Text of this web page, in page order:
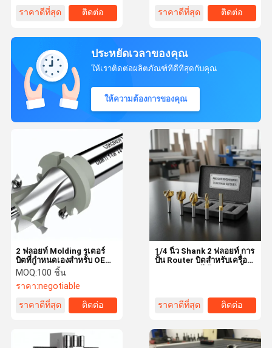
ราคาดีที่สุด
ติดต่อ ราคาดีที่สุด ติดต่อ
ประหยัดเวลาของคุณ
ให้เราติดต่อผลิตภัณฑ์ที่ดีที่สุดกับคุณ
ให้ความต้องการของคุณ
1/4 นิ้ว Shank 2 ฟลอยท์ การ
ปั้น Router บิตสําหรับเครื่อง
ราคาดีที่สุด ติดต่อ
2 ฟลอยท์ Molding รูเตอร์
บิตที่กําหนดเองสําหรับ OEM
1/4 นิ้ว ขนาด Shank
MOQ:100 ชิ้น
ราคา:negotiable
ราคาดีที่สุด
ติดต่อ